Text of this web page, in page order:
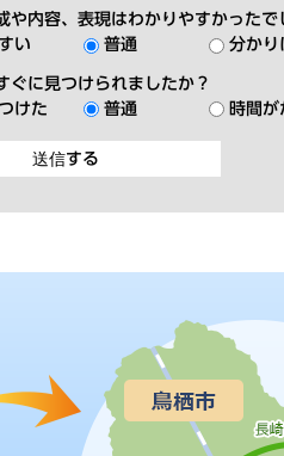
や内容、表現はわかりやすかったで
い
普通 分かり
ぐに見つけられましたか？
けた
普通 時間が